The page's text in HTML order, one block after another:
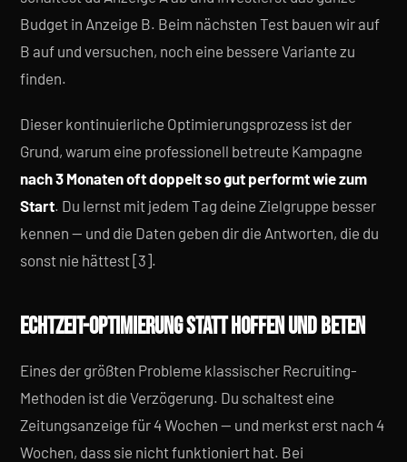
Budget in Anzeige B. Beim nächsten Test bauen wir auf
B auf und versuchen, noch eine bessere Variante zu
finden.
Dieser kontinuierliche Optimierungsprozess ist der
Grund, warum eine professionell betreute Kampagne
nach 3 Monaten oft doppelt so gut performt wie zum
Start. Du lernst mit jedem Tag deine Zielgruppe besser
kennen — und die Daten geben dir die Antworten, die du
sonst nie hättest [3].
ECHTZEIT-OPTIMIERUNG STATT HOFFEN UND BETEN
Eines der größten Probleme klassischer Recruiting-
Methoden ist die Verzögerung. Du schaltest eine
Zeitungsanzeige für 4 Wochen — und merkst erst nach 4
Wochen, dass sie nicht funktioniert hat. Bei